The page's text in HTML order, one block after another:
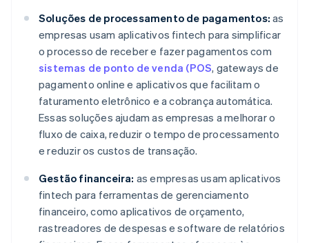
Soluções de processamento de pagamentos: as
empresas usam aplicativos fintech para simplificar
o processo de receber e fazer pagamentos com
sistemas de ponto de venda (POS, gateways de
pagamento online e aplicativos que facilitam o
faturamento eletrônico e a cobrança automática.
Essas soluções ajudam as empresas a melhorar o
fluxo de caixa, reduzir o tempo de processamento
e reduzir os custos de transação.
Gestão financeira: as empresas usam aplicativos
fintech para ferramentas de gerenciamento
financeiro, como aplicativos de orçamento,
rastreadores de despesas e software de relatórios